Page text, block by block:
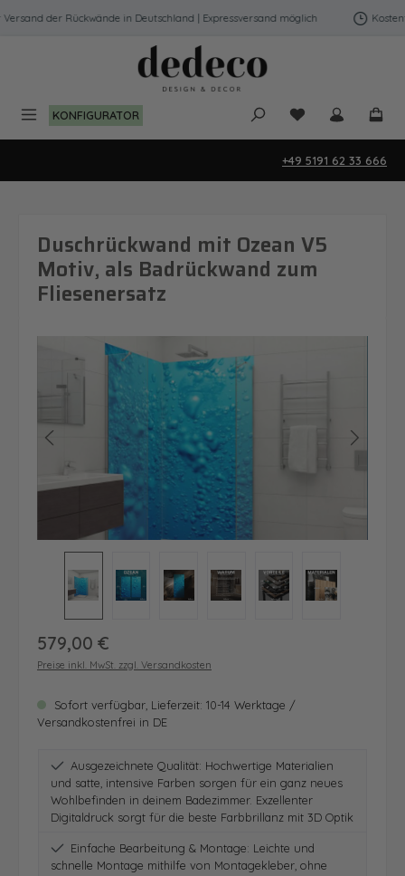
Zum Hauptinhalt springen
der Rückwände in Deutschland | Expressversand möglich
KONFIGURATOR Du hast 0
+49 5191 62 33 666
Duschrückwand mit Ozean V5
Motiv, als Badrückwand zum
Fliesenersatz
Bildergalerie überspringen
Regulärer Preis:
579,00 €
Preise inkl. MwSt. zzgl. Versandkosten
Sofort verfügbar, Lieferzeit: 10-14 Werktage /
Versandkostenfrei in DE
Ausgezeichnete Qualität: Hochwertige Materialien
und satte, intensive Farben sorgen für ein ganz neues
Wohlbefinden in deinem Badezimmer. Exzellenter
Digitaldruck sorgt für die beste Farbbrillanz mit 3D Optik
Einfache Bearbeitung & Montage: Leichte und
schnelle Montage mithilfe von Montagekleber, ohne